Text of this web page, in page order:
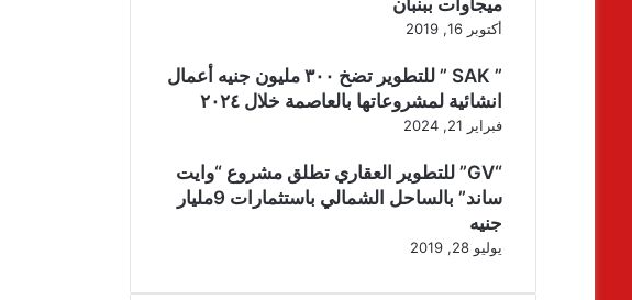
أكتوبر 16, 2019
” SAK ” للتطوير تضخ ٣٠٠ مليون جنيه أعمال
انشائية لمشروعاتها بالعاصمة خلال ٢٠٢٤
فبراير 21, 2024
“GV” للتطوير العقاري تطلق مشروع “وايت
ساند” بالساحل الشمالي باستثمارات 9مليار
جنيه
يوليو 28, 2019